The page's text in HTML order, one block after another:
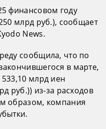
финансовом году
млрд руб.), сообщает
News.
сообщила, что по
в марте,
млрд иен
руб.)) из-за расходов
образом, компания